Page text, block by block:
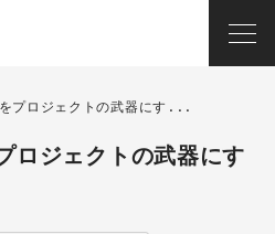
をプロジェクトの武器にす...
ロジェクトの武器にす